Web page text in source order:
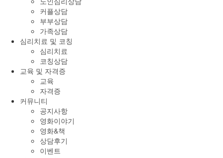
커플상담
부부상담
가족상담
심리치료 및 코칭
심리치료
코칭상담
교육 및 자격증
교육
자격증
커뮤니티
공지사항
영화이야기
영화&책
상담후기
이벤트